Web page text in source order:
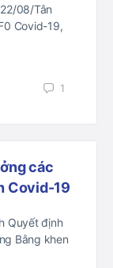
08/Tân
Covid-19,
1
các
Covid-19
Quyết định
Bằng khen